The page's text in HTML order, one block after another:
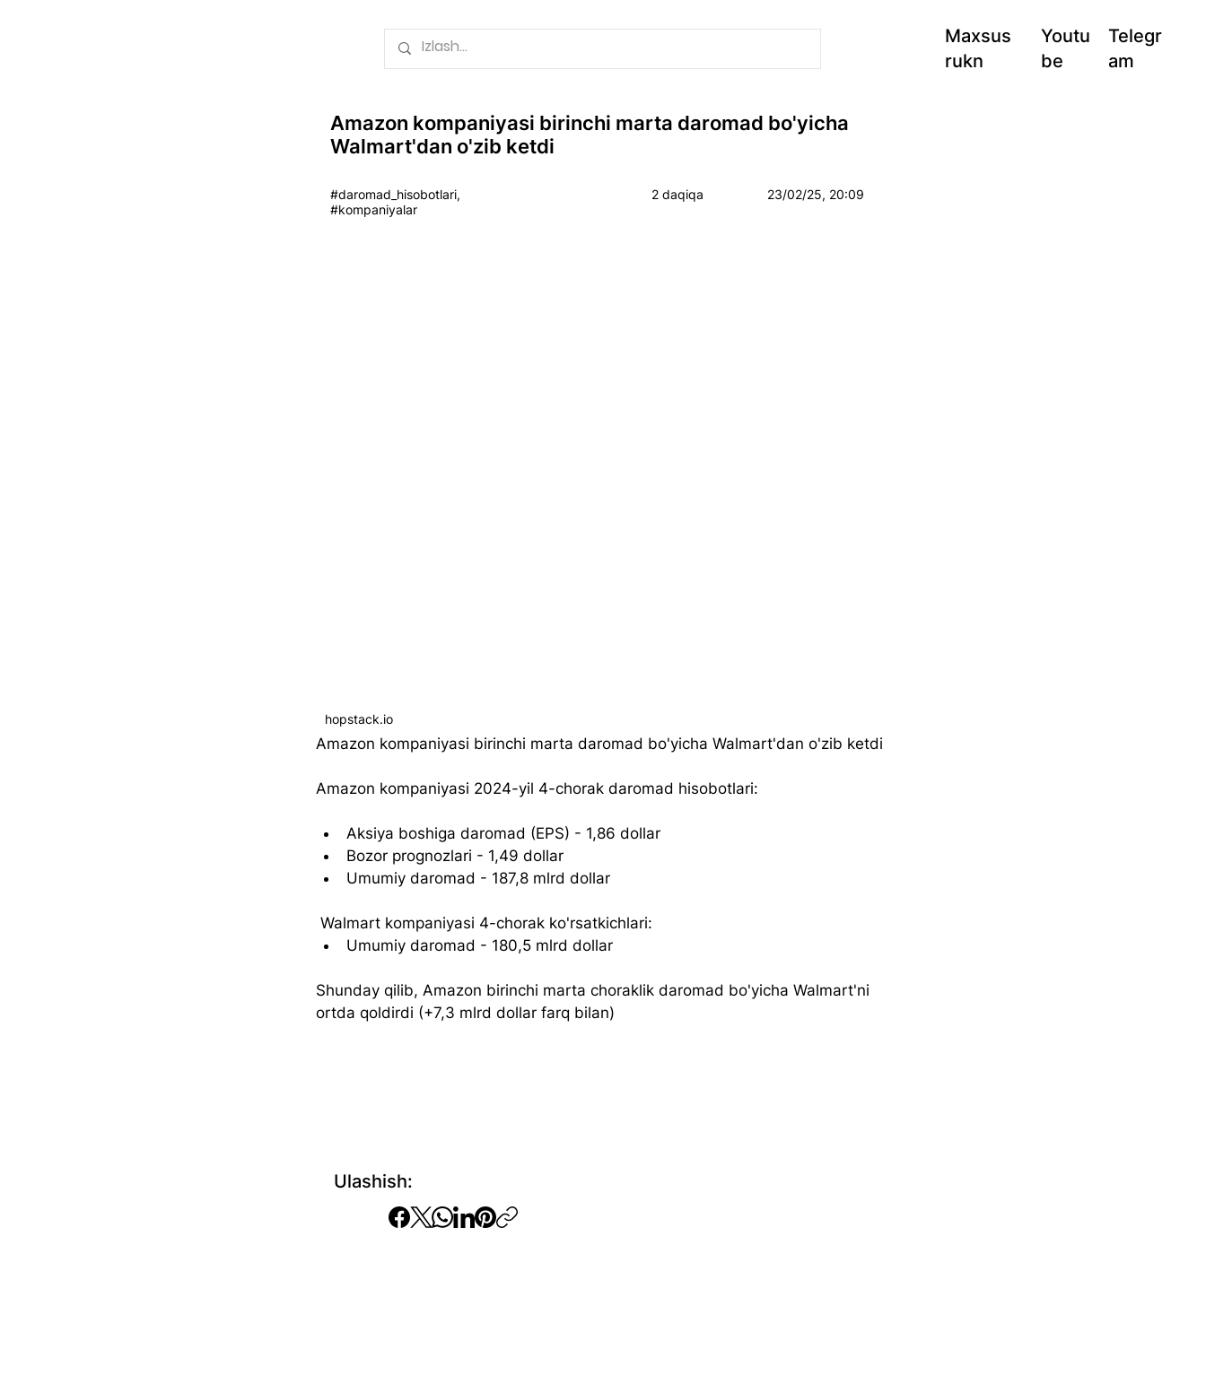
Maxsus
rukn
Telegr
am
Youtu
be
Amazon kompaniyasi birinchi marta daromad bo'yicha
Walmart'dan o'zib ketdi
#daromad_hisobotlari,
#kompaniyalar
2 daqiqa 23/02/25, 20:09
Ulashish:
Amazon kompaniyasi birinchi marta daromad bo'yicha Walmart'dan o'zib ketdi
Amazon kompaniyasi 2024-yil 4-chorak daromad hisobotlari:
Aksiya boshiga daromad (EPS) - 1,86 dollar
Bozor prognozlari - 1,49 dollar
Umumiy daromad - 187,8 mlrd dollar
Walmart kompaniyasi 4-chorak ko'rsatkichlari:
Umumiy daromad - 180,5 mlrd dollar
Shunday qilib, Amazon birinchi marta choraklik daromad bo'yicha Walmart'ni
ortda qoldirdi (+7,3 mlrd dollar farq bilan)
hopstack.io